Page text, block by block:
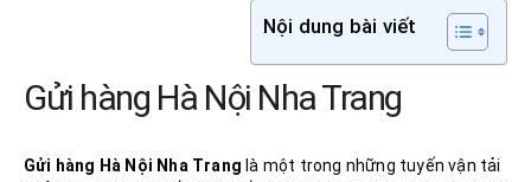
Nội dung bài viết
Gửi hàng Hà Nội Nha Trang
Gửi hàng Hà Nội Nha Trang là một trong những tuyến vận tải